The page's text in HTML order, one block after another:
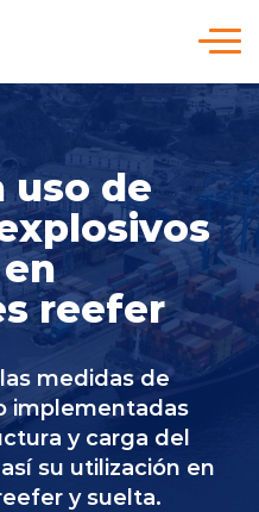
uso de
reefer
medidas de
implementadas
y carga del
su utilización en
y suelta.